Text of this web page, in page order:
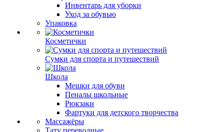
Инвентарь для уборки
Уход за обувью
Упаковка
Косметички
Сумки для спорта и путешествий
Школа
Мешки для обуви
Пеналы школьные
Рюкзаки
Фартуки для детского творчества
Массажёры
Тату переводные